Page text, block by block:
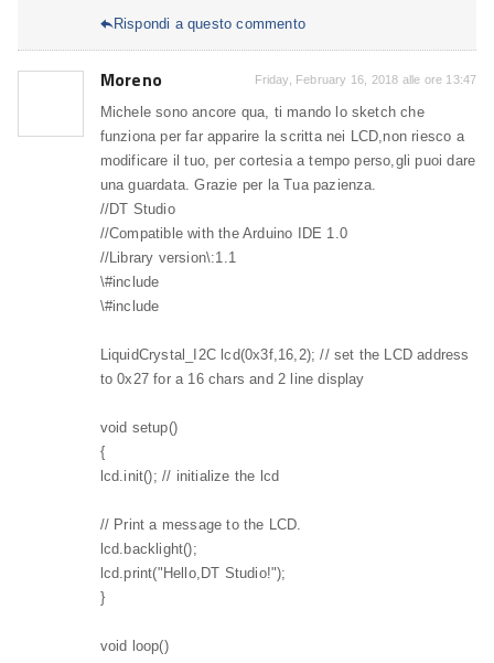
Rispondi a questo commento
Moreno Friday, February 16, 2018 alle ore 13:47
Michele sono ancore qua, ti mando lo sketch che
funziona per far apparire la scritta nei LCD,non riesco a
modificare il tuo, per cortesia a tempo perso,gli puoi dare
una guardata. Grazie per la Tua pazienza.
//DT Studio
//Compatible with the Arduino IDE 1.0
//Library version\:1.1
\#include
\#include
LiquidCrystal_I2C lcd(0x3f,16,2); // set the LCD address
to 0x27 for a 16 chars and 2 line display
void setup()
{
lcd.init(); // initialize the lcd
// Print a message to the LCD.
lcd.backlight();
lcd.print("Hello,DT Studio!");
}
void loop()